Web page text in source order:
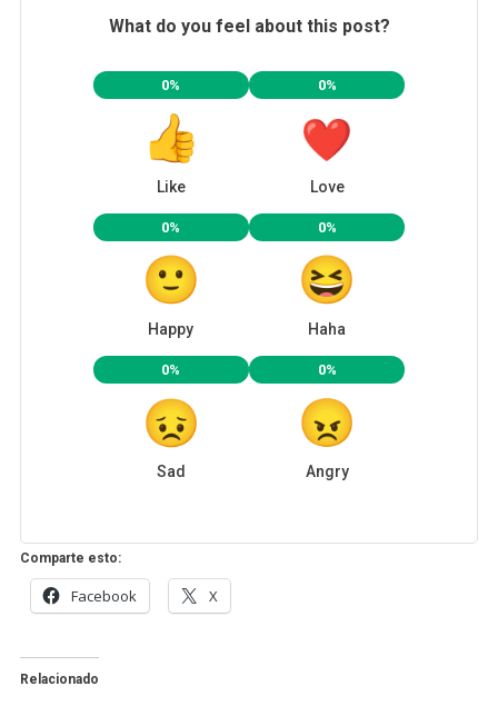
What do you feel about this post?
0%
Like
0%
Love
0%
Happy
0%
Haha
0%
Sad
0%
Angry
Comparte esto:
Facebook X
Relacionado